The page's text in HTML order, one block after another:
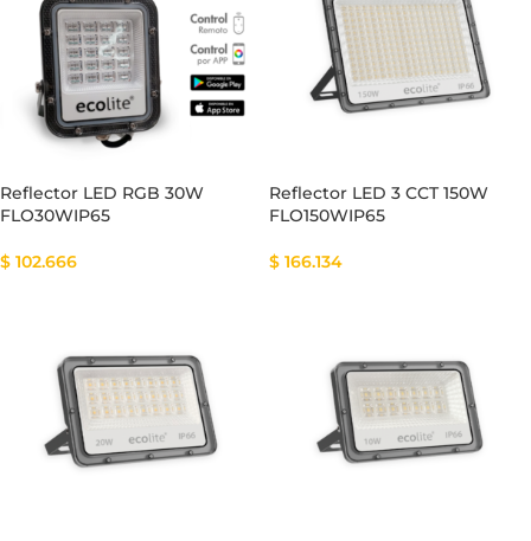
Reflector LED RGB 30W
FLO30WIP65
$ 102.666
Reflector LED 3 CCT 150W
FLO150WIP65
$ 166.134